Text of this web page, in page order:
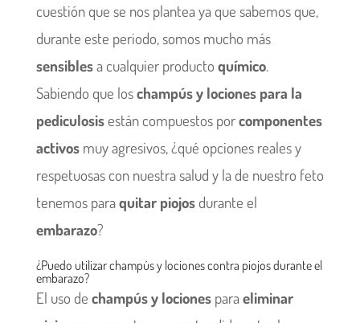
cuestión que se nos plantea ya que sabemos que,
durante este periodo, somos mucho más
sensiblesa cualquier producto químico.
Sabiendo que loschampús y lociones para la
pediculosisestán compuestos porcomponentes
activosmuy agresivos, ¿qué opciones reales y
respetuosas con nuestra salud y la de nuestro feto
tenemos paraquitar piojosdurante el
embarazo?
¿Puedo utilizar champús y lociones contra piojos durante el
embarazo?
El uso de champús y locionesparaeliminar